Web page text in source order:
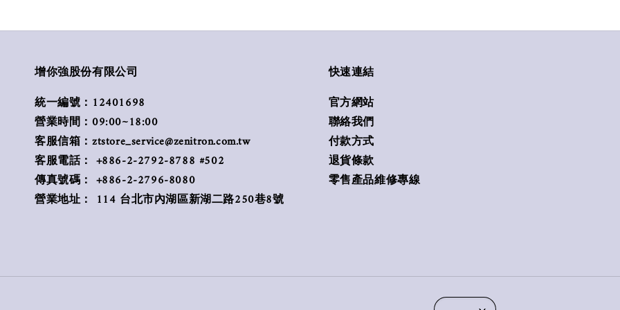
增你強股份有限公司
統一編號：12401698
營業時間：09:00~18:00
客服信箱：ztstore_service@zenitron.com.tw
客服電話： +886-2-2792-8788 #502
傳真號碼： +886-2-2796-8080
營業地址： 114 台北市內湖區新湖二路250巷8號
快速連結
官方網站
聯絡我們
付款方式
退貨條款
零售產品維修專線